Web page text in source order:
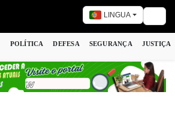
LINGUA
POLÍTICA DEFESA SEGURANÇA JUSTIÇA